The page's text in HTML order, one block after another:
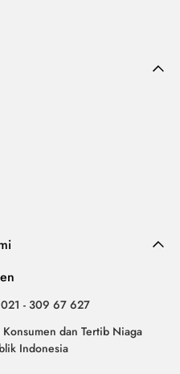
- 309 67 627
dan Tertib Niaga
Indonesia